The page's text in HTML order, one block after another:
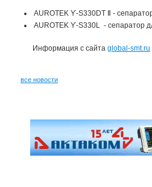
AUROTEK ϒ-S330DT Ⅱ -
AUROTEK ϒ-S330L - сепаратор
Информация с сайта global-smt.ru
все новости